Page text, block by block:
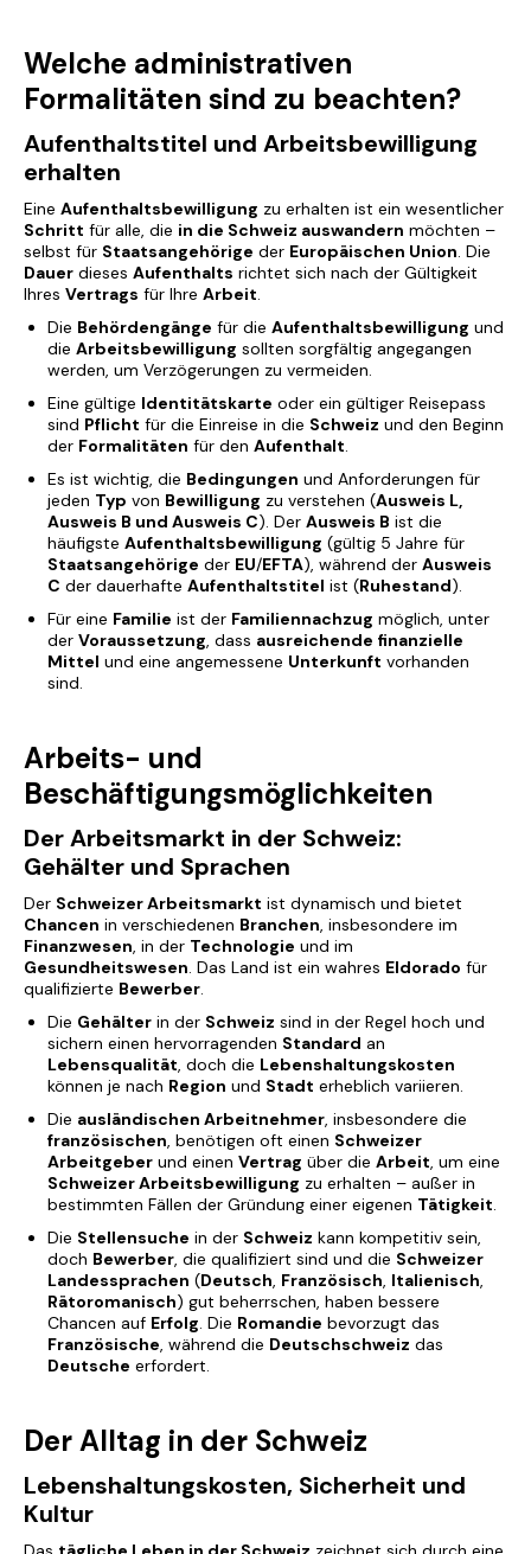
Welche administrativen
Formalitäten sind zu beachten?
Aufenthaltstitel und Arbeitsbewilligung
erhalten
Eine Aufenthaltsbewilligung zu erhalten ist ein wesentlicher
Schritt für alle, die in die Schweiz auswandern möchten –
selbst für Staatsangehörige der Europäischen Union. Die
Dauer dieses Aufenthalts richtet sich nach der Gültigkeit
Ihres Vertrags für Ihre Arbeit.
Die Behördengänge für die Aufenthaltsbewilligung und
die Arbeitsbewilligung sollten sorgfältig angegangen
werden, um Verzögerungen zu vermeiden.
Eine gültige Identitätskarte oder ein gültiger Reisepass
sind Pflicht für die Einreise in die Schweiz und den Beginn
der Formalitäten für den Aufenthalt.
Es ist wichtig, die Bedingungen und Anforderungen für
jeden Typ von Bewilligung zu verstehen (Ausweis L,
Ausweis B und Ausweis C). Der Ausweis B ist die
häufigste Aufenthaltsbewilligung (gültig 5 Jahre für
Staatsangehörige der EU/EFTA), während der Ausweis
C der dauerhafte Aufenthaltstitel ist (Ruhestand).
Für eine Familie ist der Familiennachzug möglich, unter
der Voraussetzung, dass ausreichende finanzielle
Mittel und eine angemessene Unterkunft vorhanden
sind.
Arbeits- und
Beschäftigungsmöglichkeiten
Der Arbeitsmarkt in der Schweiz:
Gehälter und Sprachen
Der Schweizer Arbeitsmarkt ist dynamisch und bietet
Chancen in verschiedenen Branchen, insbesondere im
Finanzwesen, in der Technologie und im
Gesundheitswesen. Das Land ist ein wahres Eldorado für
qualifizierte Bewerber.
Die Gehälter in der Schweiz sind in der Regel hoch und
sichern einen hervorragenden Standard an
Lebensqualität, doch die Lebenshaltungskosten
können je nach Region und Stadt erheblich variieren.
Die ausländischen Arbeitnehmer, insbesondere die
französischen, benötigen oft einen Schweizer
Arbeitgeber und einen Vertrag über die Arbeit, um eine
Schweizer Arbeitsbewilligung zu erhalten – außer in
bestimmten Fällen der Gründung einer eigenen Tätigkeit.
Die Stellensuche in der Schweiz kann kompetitiv sein,
doch Bewerber, die qualifiziert sind und die Schweizer
Landessprachen (Deutsch, Französisch, Italienisch,
Rätoromanisch) gut beherrschen, haben bessere
Chancen auf Erfolg. Die Romandie bevorzugt das
Französische, während die Deutschschweiz das
Deutsche erfordert.
Der Alltag in der Schweiz
Lebenshaltungskosten, Sicherheit und
Kultur